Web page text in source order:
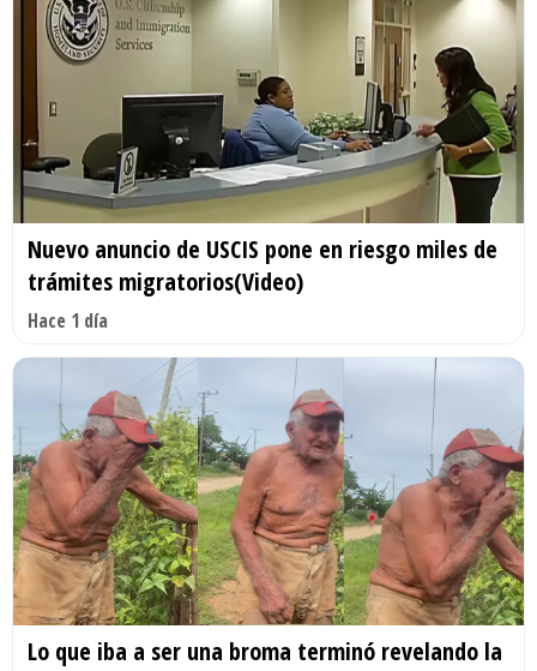
Nuevo anuncio de USCIS pone en riesgo miles de
trámites migratorios(Video)
Hace 1 día
Lo que iba a ser una broma terminó revelando la